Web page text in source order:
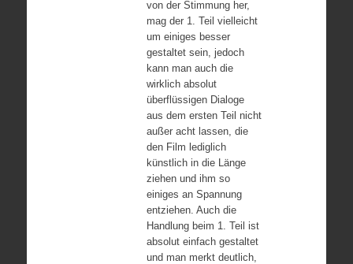
von der Stimmung her,
mag der 1. Teil vielleicht
um einiges besser
gestaltet sein, jedoch
kann man auch die
wirklich absolut
überflüssigen Dialoge
aus dem ersten Teil nicht
außer acht lassen, die
den Film lediglich
künstlich in die Länge
ziehen und ihm so
einiges an Spannung
entziehen. Auch die
Handlung beim 1. Teil ist
absolut einfach gestaltet
und man merkt deutlich,